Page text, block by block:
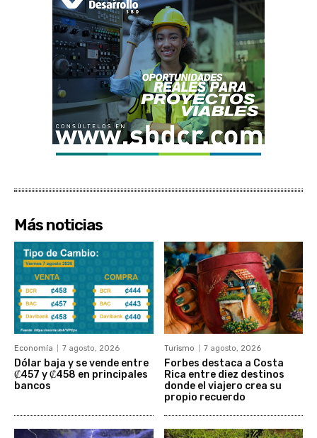
Más noticias
Economía 7 agosto, 2026
Dólar baja y se vende entre
₡457 y ₡458 en principales
bancos
Turismo 7 agosto, 2026
Forbes destaca a Costa
Rica entre diez destinos
donde el viajero crea su
propio recuerdo